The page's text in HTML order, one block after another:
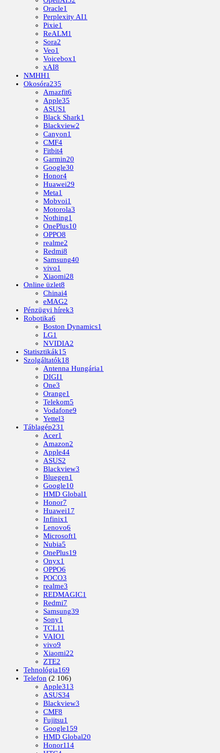
Oracle1
Perplexity AI1
Pixie1
ReALM1
Sora2
Veo1
Voicebox1
xAI8
NMHH1
Okosóra235
Amazfit6
Apple35
ASUS1
Black Shark1
Blackview2
Canyon1
CMF4
Fitbit4
Garmin20
Google30
Honor4
Huawei29
Meta1
Mobvoi1
Motorola3
Nothing1
OnePlus10
OPPO8
realme2
Redmi8
Samsung40
vivo1
Xiaomi28
Online üzlet8
Chinai4
eMAG2
Pénzügyi hírek3
Robotika6
Boston Dynamics1
LG1
NVIDIA2
Statisztikák15
Szolgáltatók18
Antenna Hungária1
DIGI1
One3
Orange1
Telekom5
Vodafone9
Yettel3
Táblagép231
Acer1
Amazon2
Apple44
ASUS2
Blackview3
Bluegen1
Google10
HMD Global1
Honor7
Huawei17
Infinix1
Lenovo6
Microsoft1
Nubia5
OnePlus19
Onyx1
OPPO6
POCO3
realme3
REDMAGIC1
Redmi7
Samsung39
Sony1
TCL11
VAIO1
vivo9
Xiaomi22
ZTE2
Tehnológia169
Telefon (2 106)
Apple313
ASUS34
Blackview3
CMF8
Fujitsu1
Google159
HMD Global20
Honor114